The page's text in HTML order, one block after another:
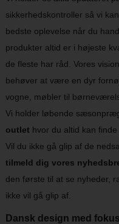
sikkerhedskontroller så vi
bedste oplevelse når du
produkter altid er i højeste
de fleste har råd. Vores
behøver at være en dyr
vogne, møbler til
Vi holder løbende
outlet hvor du altid kan
Vil du ikke gå glip af de
tilmeld dig vores
den første til at se nyheder,
ikke vil gå glip af.
Dansk design med